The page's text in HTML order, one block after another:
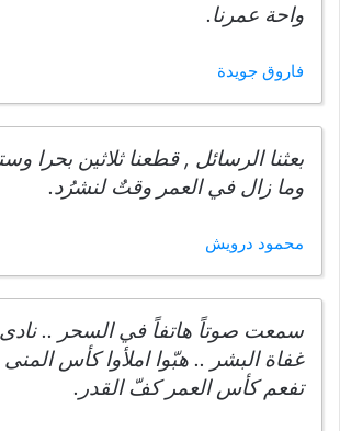
واحة عمرنا.
فاروق جويدة
بعثنا الرسائل , قطعنا ثلاثين بحرا
وما زال في العمر وقتٌ لنشرُد.
محمود درويش
سمعت صوتاً هاتفاً في السحر ..
غفاة البشر .. هبّوا املأوا كأس
تفعم كأس العمر كفّ القدر.